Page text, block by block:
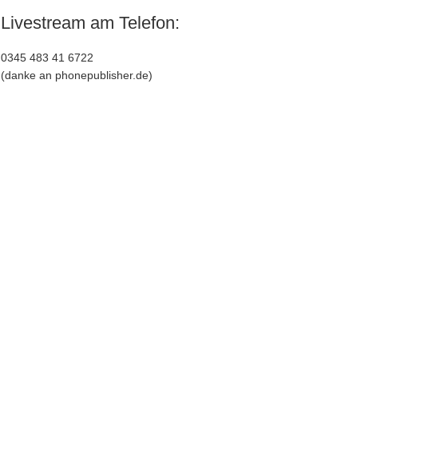
Livestream am Telefon:
0345 483 41 6722
(danke an phonepublisher.de)